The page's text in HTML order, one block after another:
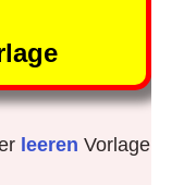
leeren Vorlage